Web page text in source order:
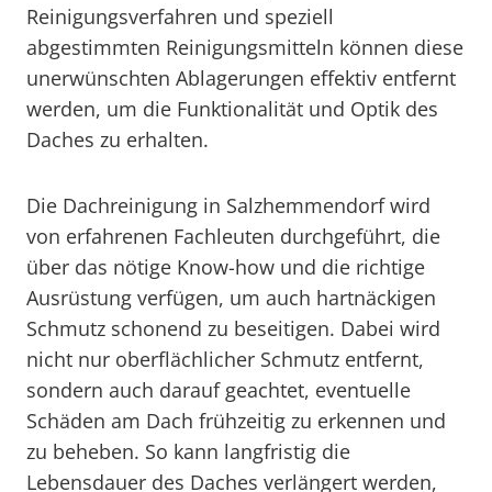
Reinigungsverfahren und speziell
abgestimmten Reinigungsmitteln können diese
unerwünschten Ablagerungen effektiv entfernt
werden, um die Funktionalität und Optik des
Daches zu erhalten.
Die Dachreinigung in Salzhemmendorf wird
von erfahrenen Fachleuten durchgeführt, die
über das nötige Know-how und die richtige
Ausrüstung verfügen, um auch hartnäckigen
Schmutz schonend zu beseitigen. Dabei wird
nicht nur oberflächlicher Schmutz entfernt,
sondern auch darauf geachtet, eventuelle
Schäden am Dach frühzeitig zu erkennen und
zu beheben. So kann langfristig die
Lebensdauer des Daches verlängert werden,